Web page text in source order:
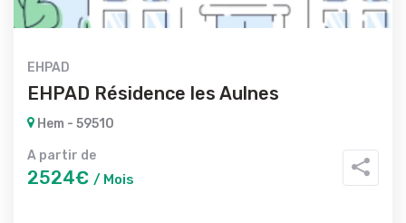
EHPAD
EHPAD Résidence les Aulnes
Hem - 59510
A partir de
2524€ / Mois